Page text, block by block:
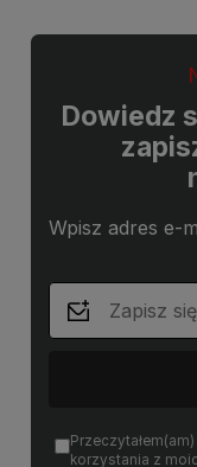
Dowiedz
Wpisz adres e-
korzystania z